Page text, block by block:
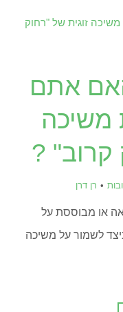
אתם
משיכה
קרוב" ?
רן דרן
או מבוססת על
לשמור על משיכה